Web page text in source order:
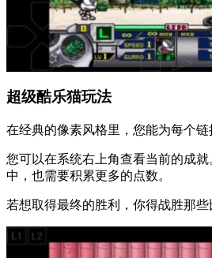
超级酷乐猫玩法
在经典的像素风格里，您能为每个链
您可以在系统右上角查看当前的成
中，也需要积累更多的点数。
若想取得最终的胜利，你得战胜那些